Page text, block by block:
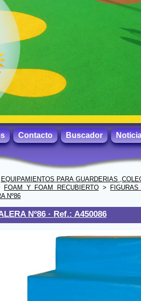
Contacto Buscador
EQUIPAMIENTOS PARA GUARDERIAS
FOAM Y FOAM RECUBIERTO >
Nº86
Nº86 · Ref.: A450086